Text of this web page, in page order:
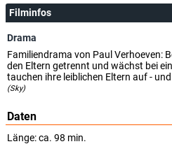
Filminfos
Drama
Familiendrama von Paul Verhoeven:
den Eltern getrennt und wächst bei
tauchen ihre leiblichen Eltern auf -
(Sky)
Daten
Länge: ca. 98 min.